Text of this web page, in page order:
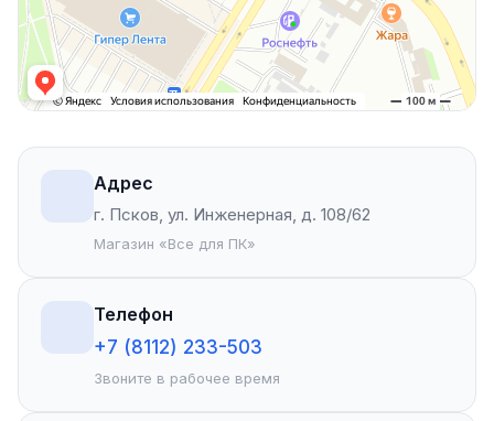
Адрес
г. Псков, ул. Инженерная, д. 108/62
Магазин «Все для ПК»
Телефон
+7 (8112) 233-503
Звоните в рабочее время